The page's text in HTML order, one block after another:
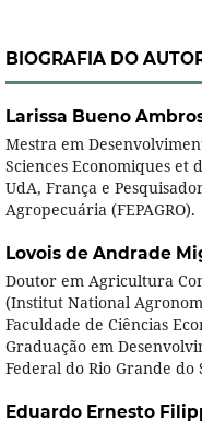
BIOGRAFIA DO
Larissa Bueno
Mestra em
Sciences Economiques et
UdA, França e
Agropecuária (FEPAGRO).
Lovois de Andrade
Doutor em Agricultura
(Institut National
Faculdade de Ciências
Graduação em
Federal do Rio Grande do
Eduardo Ernesto